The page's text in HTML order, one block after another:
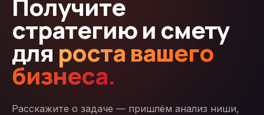
Получите
стратегию и смету
для роста вашего
бизнеса.
Расскажите о задаче — пришлём анализ ниши,